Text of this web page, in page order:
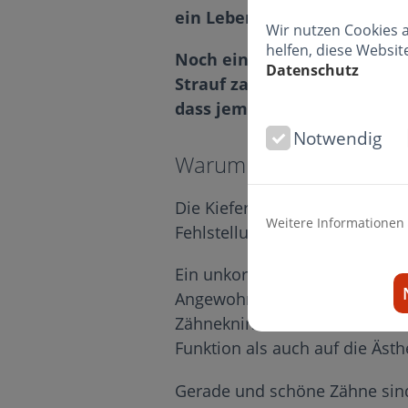
Wir nutzen Cookies
helfen, diese
Datenschutz
Notwendig
Weitere Informationen
ein Leben lang hält."
Noch ein kleiner Hinweis:
Strauf zahlreiche
dass jemand Ihre
Warum sind gerade
Die Kieferorthopädie ist ein
Fehlstellungen der Zähne,
Ein unkorrekter Biss kann
Angewohnheiten, wie
Zähneknirschen, können die
Funktion als auch auf die
Gerade und schöne Zähne